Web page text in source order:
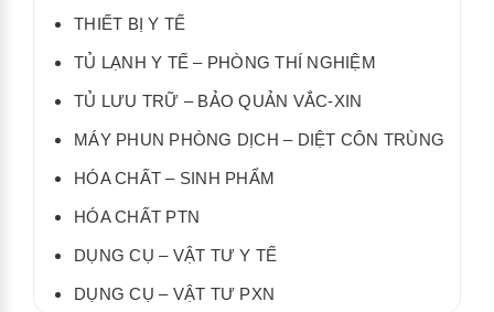
THIẾT BỊ Y TẾ
TỦ LẠNH Y TẾ – PHÒNG THÍ NGHIỆM
TỦ LƯU TRỮ – BẢO QUẢN VẮC-XIN
MÁY PHUN PHÒNG DỊCH – DIỆT CÔN TRÙNG
HÓA CHẤT – SINH PHẨM
HÓA CHẤT PTN
DỤNG CỤ – VẬT TƯ Y TẾ
DỤNG CỤ – VẬT TƯ PXN